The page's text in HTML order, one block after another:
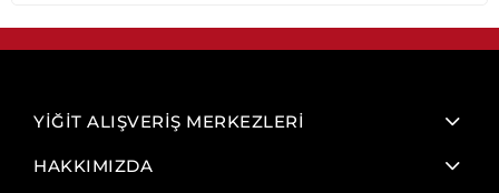
YİĞİT ALIŞVERİŞ MERKEZLERİ
HAKKIMIZDA